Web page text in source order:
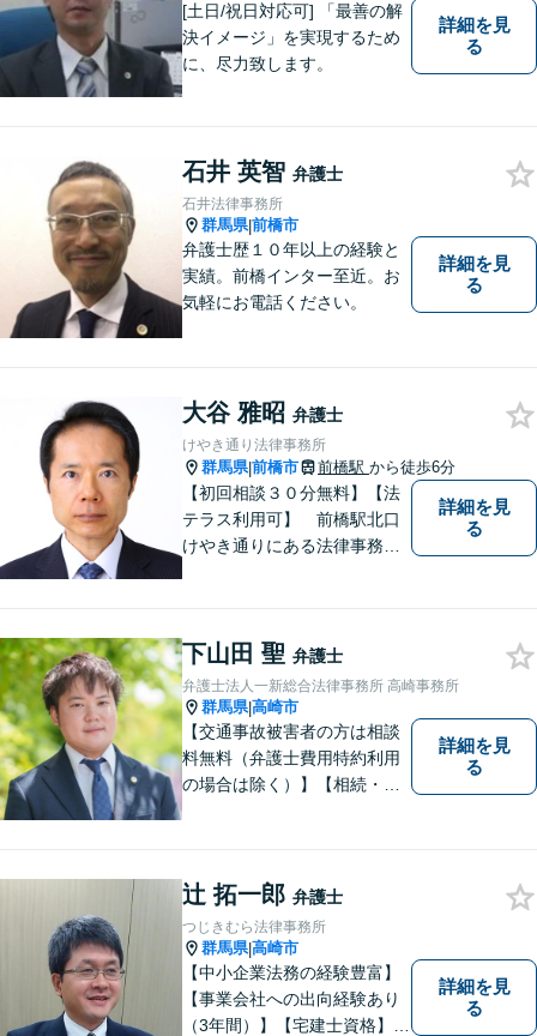
[土日/祝日対応可] 「最善の解
決イメージ」を実現するため
に、尽力致します。
詳細を見
る
石井 英智 弁護士
石井法律事務所
群馬県|前橋市
弁護士歴１０年以上の経験と
実績。前橋インター至近。お
気軽にお電話ください。
詳細を見
る
大谷 雅昭 弁護士
けやき通り法律事務所
群馬県|前橋市 前橋駅 から徒歩6分
【初回相談３０分無料】【法
テラス利用可】 前橋駅北口
けやき通りにある法律事務所
詳細を見
る
下山田 聖 弁護士
弁護士法人一新総合法律事務所 高崎事務所
群馬県|高崎市
【交通事故被害者の方は相談
料無料（弁護士費用特約利用
の場合は除く）】【相続・債
で連携し、問題解決に向けて
取り組みます。おひとりで悩
まずに、お気軽にお問い合わ
せください。
詳細を見
る
辻 拓一郎 弁護士
つじきむら法律事務所
群馬県|高崎市
【中小企業法務の経験豊富】
【事業会社への出向経験あり
（3年間）】【宅建士資格】信
詳細を見
る